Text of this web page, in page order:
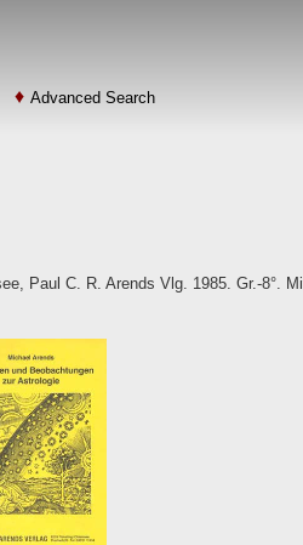
Advanced Search
Paul C. R. Arends Vlg. 1985. Gr.-8°.